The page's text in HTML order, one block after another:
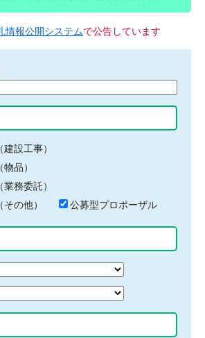
情報公開システムで公告しています
設工事）
品）
務委託）
の他）
公募型プロポーザル